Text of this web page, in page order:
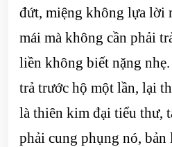
đứt, miệng không lựa lời
mái mà không cần phải
liền không biết nặng
trả trước hộ một lần, lại
là thiên kim đại tiểu thư,
phải cung phụng nó,